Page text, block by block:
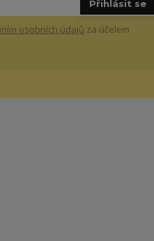
Přihlásit se
osobních údajů za účelem